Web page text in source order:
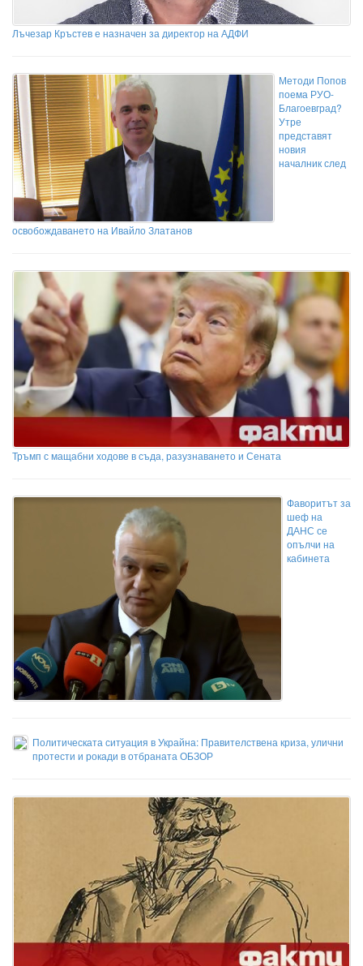
Лъчезар Кръстев е назначен за директор на АДФИ
Методи Попов
поема РУО-
Благоевград?
Утре
представят
новия
началник след
освобождаването на Ивайло Златанов
Тръмп с мащабни ходове в съда, разузнаването и Сената
Фаворитът за
шеф на
ДАНС се
опълчи на
кабинета
Политическата ситуация в Украйна: Правителствена криза, улични
протести и рокади в отбраната ОБЗОР